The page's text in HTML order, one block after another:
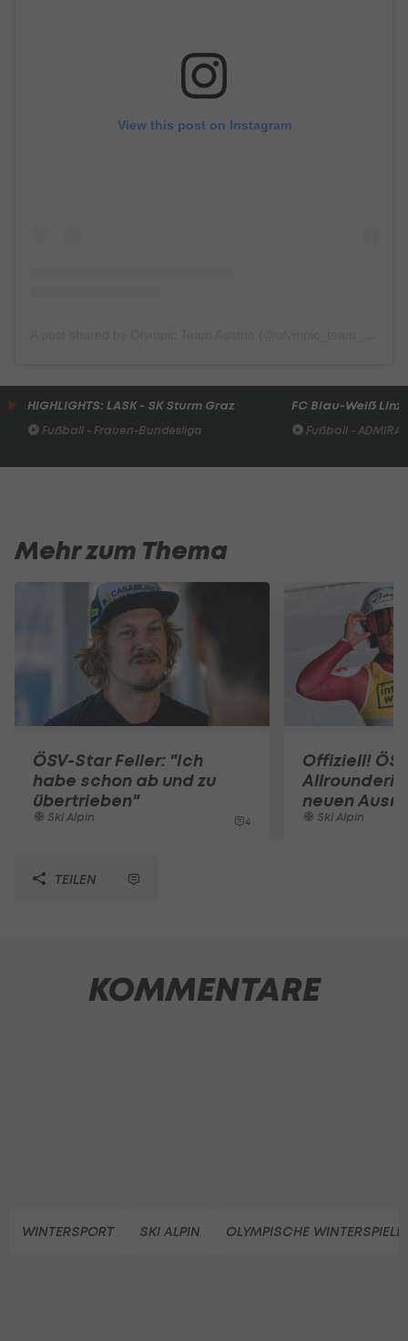
View this post on Instagram
HIGHLIGHTS: LASK - SK Sturm Graz
Fußball - Frauen-Bundesliga
FC Blau-Weiß Linz
Fußball -
Mehr zum Thema
ÖSV-Star Feller: "Ich
habe schon ab und zu
übertrieben"
Ski Alpin 4
Offiziell!
neuen
Ski Alpin
TEILEN
KOMMENTARE
WINTERSPORT SKI ALPIN OLYMPISCHE WINTERSPIELE